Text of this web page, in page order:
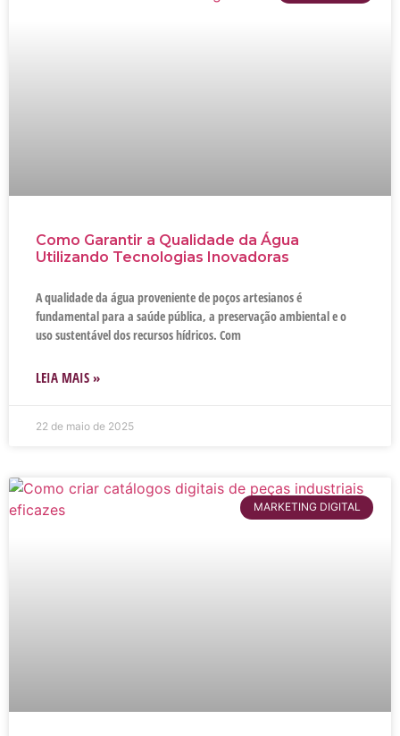
Como Garantir a Qualidade da Água
Utilizando Tecnologias Inovadoras
A qualidade da água proveniente de poços artesianos é
fundamental para a saúde pública, a preservação ambiental e o
uso sustentável dos recursos hídricos. Com
LEIA MAIS »
22 de maio de 2025
MARKETING DIGITAL